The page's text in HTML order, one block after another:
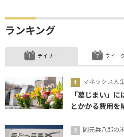
ランキング
デイリー
マネックス人
「墓じまい」
とかかる費用を
岡元兵八郎の
ウイー